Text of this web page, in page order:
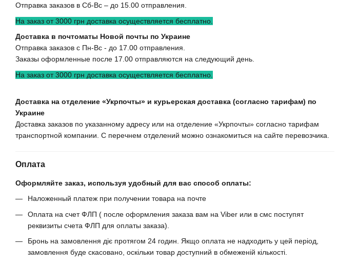
Отправка заказов в Сб-Вс – до 15.00 отправления.
На заказ от 3000 грн доставка осуществляется бесплатно.
Доставка в почтоматы Новой почты по Украине
Отправка заказов с Пн-Вс - до 17.00 отправления.
Заказы оформленные после 17.00 отправляются на следующий день.
На заказ от 3000 грн доставка осуществляется бесплатно.
Доставка на отделение «Укрпочты» и курьерская доставка (согласно тарифам) по
Украине
Доставка заказов по указанному адресу или на отделение «Укрпочты» согласно тарифам
транспортной компании. С перечнем отделений можно ознакомиться на сайте перевозчика.
Оплата
Оформляйте заказ, используя удобный для вас способ оплаты:
Наложенный платеж при получении товара на почте
Оплата на счет ФЛП ( после оформления заказа вам на Viber или в смс поступят
реквизиты счета ФЛП для оплаты заказа).
Бронь на замовлення діє протягом 24 годин. Якщо оплата не надходить у цей період,
замовлення буде скасовано, оскільки товар доступний в обмеженій кількості.